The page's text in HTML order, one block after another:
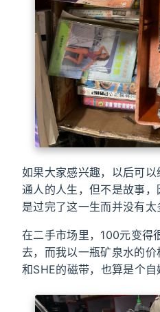
如果大家感兴趣，以后可
通人的人生，但不是故事
是过完了这一生而并没有太
在二手市场里，100元变得
去，而我以一瓶矿泉水的
和SHE的磁带，也算是个自